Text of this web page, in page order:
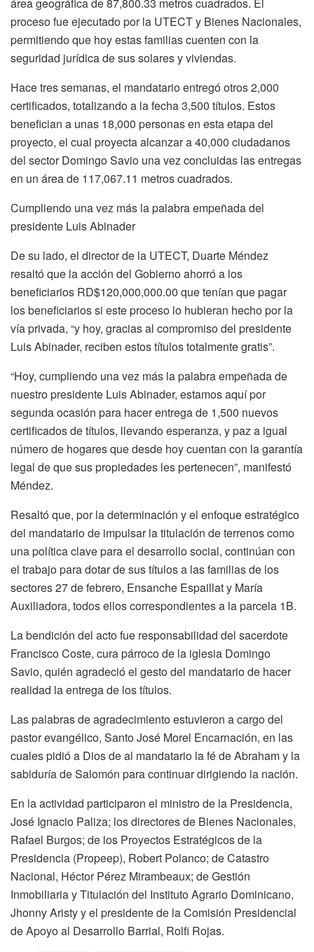
proceso fue ejecutado por la UTECT y Bienes Nacionales,
permitiendo que hoy estas familias cuenten con la
seguridad jurídica de sus solares y viviendas.
Hace tres semanas, el mandatario entregó otros 2,000
certificados, totalizando a la fecha 3,500 títulos. Estos
benefician a unas 18,000 personas en esta etapa del
proyecto, el cual proyecta alcanzar a 40,000 ciudadanos
del sector Domingo Savio una vez concluidas las entregas
en un área de 117,067.11 metros cuadrados.
Cumpliendo una vez más la palabra empeñada del
presidente Luis Abinader
De su lado, el director de la UTECT, Duarte Méndez
resaltó que la acción del Gobierno ahorró a los
beneficiarios RD$120,000,000.00 que tenían que pagar
los beneficiarios si este proceso lo hubieran hecho por la
vía privada, “y hoy, gracias al compromiso del presidente
Luis Abinader, reciben estos títulos totalmente gratis”.
“Hoy, cumpliendo una vez más la palabra empeñada de
nuestro presidente Luis Abinader, estamos aquí por
segunda ocasión para hacer entrega de 1,500 nuevos
certificados de títulos, llevando esperanza, y paz a igual
número de hogares que desde hoy cuentan con la garantía
legal de que sus propiedades les pertenecen”, manifestó
Méndez.
Resaltó que, por la determinación y el enfoque estratégico
del mandatario de impulsar la titulación de terrenos como
una política clave para el desarrollo social, continúan con
el trabajo para dotar de sus títulos a las familias de los
sectores 27 de febrero, Ensanche Espaillat y María
Auxiliadora, todos ellos correspondientes a la parcela 1B.
La bendición del acto fue responsabilidad del sacerdote
Francisco Coste, cura párroco de la iglesia Domingo
Savio, quién agradeció el gesto del mandatario de hacer
realidad la entrega de los títulos.
Las palabras de agradecimiento estuvieron a cargo del
pastor evangélico, Santo José Morel Encarnación, en las
cuales pidió a Dios de al mandatario la fé de Abraham y la
sabiduría de Salomón para continuar dirigiendo la nación.
En la actividad participaron el ministro de la Presidencia,
José Ignacio Paliza; los directores de Bienes Nacionales,
Rafael Burgos; de los Proyectos Estratégicos de la
Presidencia (Propeep), Robert Polanco; de Catastro
Nacional, Héctor Pérez Mirambeaux; de Gestión
Inmobiliaria y Titulación del Instituto Agrario Dominicano,
Jhonny Aristy y el presidente de la Comisión Presidencial
de Apoyo al Desarrollo Barrial, Rolfi Rojas.